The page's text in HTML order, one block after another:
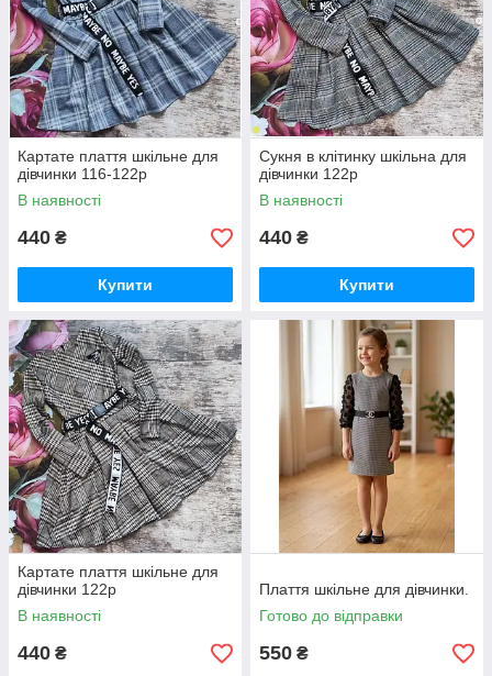
Картате плаття шкільне для
дівчинки 116-122р
В наявності
440 ₴
Купити
Сукня в клiтинку шкiльна для
дівчинки 122р
В наявності
440 ₴
Купити
Картате плаття шкільне для
дівчинки 122р
В наявності
440 ₴
Плаття шкільне для дівчинки.
Готово до відправки
550 ₴